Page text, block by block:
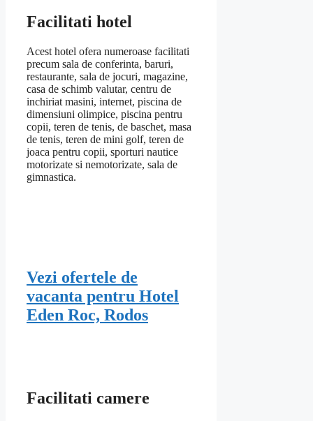
Facilitati hotel
Acest hotel ofera numeroase facilitati
precum sala de conferinta, baruri,
restaurante, sala de jocuri, magazine,
casa de schimb valutar, centru de
inchiriat masini, internet, piscina de
dimensiuni olimpice, piscina pentru
copii, teren de tenis, de baschet, masa
de tenis, teren de mini golf, teren de
joaca pentru copii, sporturi nautice
motorizate si nemotorizate, sala de
gimnastica.
Vezi ofertele de
vacanta pentru Hotel
Eden Roc, Rodos
Facilitati camere